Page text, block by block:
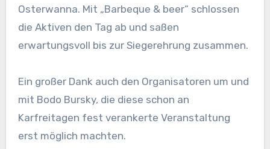
Osterwanna. Mit „Barbeque & beer“ schlossen
die Aktiven den Tag ab und saßen
erwartungsvoll bis zur Siegerehrung zusammen.
Ein großer Dank auch den Organisatoren um und
mit Bodo Bursky, die diese schon an
Karfreitagen fest verankerte Veranstaltung
erst möglich machten.